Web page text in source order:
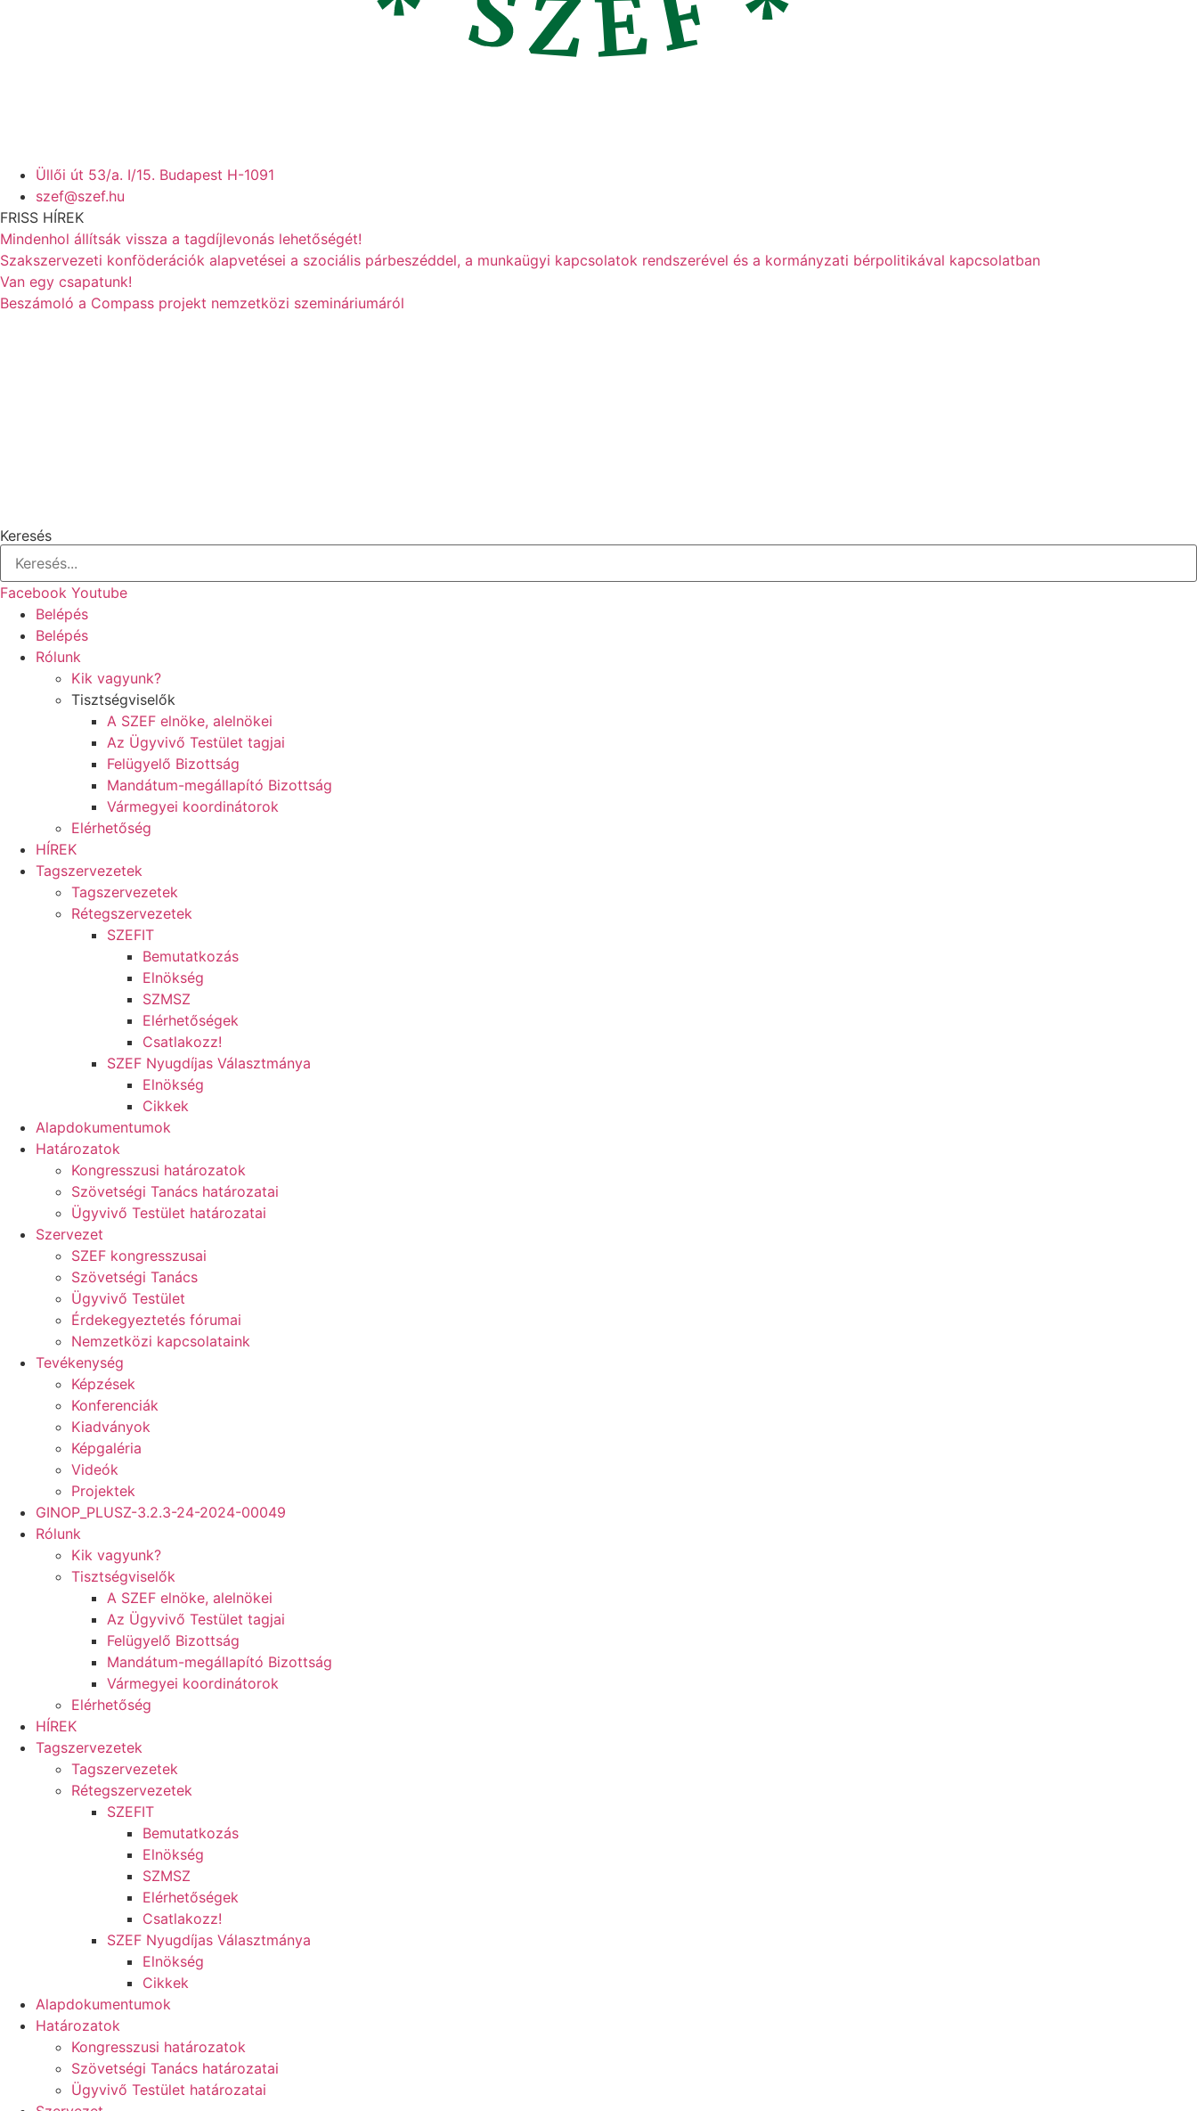
Üllői út 53/a. I/15. Budapest H-1091
szef@szef.hu
FRISS HÍREK
Mindenhol állítsák vissza a tagdíjlevonás lehetőségét!
Szakszervezeti konföderációk alapvetései a szociális párbeszéddel, a munkaügyi kapcsolatok rendszerével és a kormányzati bérpolitikával kapcsolatban
Van egy csapatunk!
Beszámoló a Compass projekt nemzetközi szemináriumáról
Keresés
Facebook Youtube
Belépés
Belépés
Rólunk
Kik vagyunk?
Tisztségviselők
A SZEF elnöke, alelnökei
Az Ügyvivő Testület tagjai
Felügyelő Bizottság
Mandátum-megállapító Bizottság
Vármegyei koordinátorok
Elérhetőség
HÍREK
Tagszervezetek
Tagszervezetek
Rétegszervezetek
SZEFIT
Bemutatkozás
Elnökség
SZMSZ
Elérhetőségek
Csatlakozz!
SZEF Nyugdíjas Választmánya
Elnökség
Cikkek
Alapdokumentumok
Határozatok
Kongresszusi határozatok
Szövetségi Tanács határozatai
Ügyvivő Testület határozatai
Szervezet
SZEF kongresszusai
Szövetségi Tanács
Ügyvivő Testület
Érdekegyeztetés fórumai
Nemzetközi kapcsolataink
Tevékenység
Képzések
Konferenciák
Kiadványok
Képgaléria
Videók
Projektek
GINOP_PLUSZ-3.2.3-24-2024-00049
Rólunk
Kik vagyunk?
Tisztségviselők
A SZEF elnöke, alelnökei
Az Ügyvivő Testület tagjai
Felügyelő Bizottság
Mandátum-megállapító Bizottság
Vármegyei koordinátorok
Elérhetőség
HÍREK
Tagszervezetek
Tagszervezetek
Rétegszervezetek
SZEFIT
Bemutatkozás
Elnökség
SZMSZ
Elérhetőségek
Csatlakozz!
SZEF Nyugdíjas Választmánya
Elnökség
Cikkek
Alapdokumentumok
Határozatok
Kongresszusi határozatok
Szövetségi Tanács határozatai
Ügyvivő Testület határozatai